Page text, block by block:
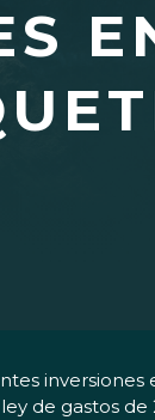
inversiones
de gastos